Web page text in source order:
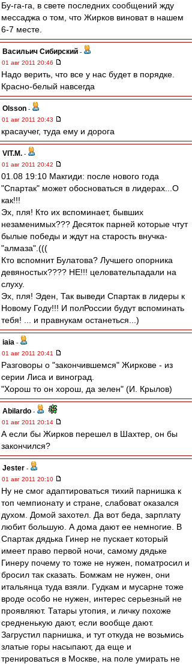
Бу-га-га, в свете последних сообщений жду
мессаджа о том, что Жирков виноват в нашем
6-7 месте.
Васильич Сибирский -
01 авг 2011 20:46
Надо верить, что все у нас будет в порядке.
Красно-белый навсегда
Olsson -
01 авг 2011 20:43
красаучег, туда ему и дорога
VIT.M. -
01 авг 2011 20:42
01.08 19:10 Макгиди: после нового года
"Спартак" может обосноваться в лидерах...О
как!!!
Эх, пля! Кто их вспоминает, бывших
незаменимых??? Десяток парней которые чтут
былые победы и ждут на старость внучка-
"алмаза".(((
Кто вспомнит Булатова? Лучшего опорника
девяностых???? НЕ!!! целовательпадали на
слуху.
Эх, пля! Эден, Так выведи Спартак в лидеры к
Новому Году!!! И полРоссии будут вспоминать
тебя! ... и правнукам останеться...)
iaia -
01 авг 2011 20:41
Разговоры о "закончившемся" Жиркове - из
серии Лиса и виноград.
"Хорош то он хорош, да зелен" (И. Крылов)
Abilardo -
01 авг 2011 20:14
А если бы Жирков перешел в Шахтер, он бы
закончился?
Jester -
01 авг 2011 20:10
Ну не смог адаптироваться тихий парнишка к
топ чемпионату и стране, слабоват оказался
духом. Домой захотел. Да вот беда, зарплату
любит большую. А дома дают ее немногие. В
Спартак дядька Гинер не пускает который
имеет право первой ночи, самому дядьке
Гинеру почему то тоже не нужен, поматросил и
бросил так сказать. Бомжам не нужен, они
итальянца туда взяли. Гудкам и мусарне тоже
вроде особо не нужен, интерес серьезный не
проявляют. Татары утопия, и личку похоже
средненькую дают, если вообще дают.
Загрустил парнишка, и тут откуда не возьмись
златые горы насыпают, да еще и
тренироваться в Москве, на поле умирать не